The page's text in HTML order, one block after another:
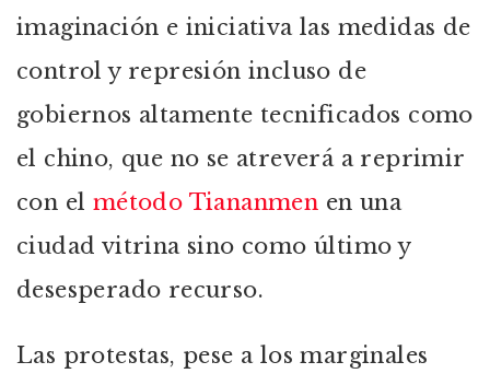
imaginación e iniciativa las medidas de
control y represión incluso de
gobiernos altamente tecnificados como
el chino, que no se atreverá a reprimir
con el método Tiananmen en una
ciudad vitrina sino como último y
desesperado recurso.
Las protestas, pese a los marginales